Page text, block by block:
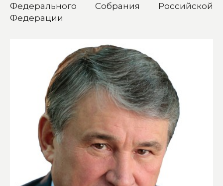
Федерального Собрания Российской
Федерации